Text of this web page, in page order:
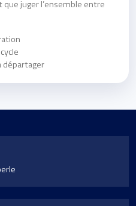
juger l’ensemble entre
départager